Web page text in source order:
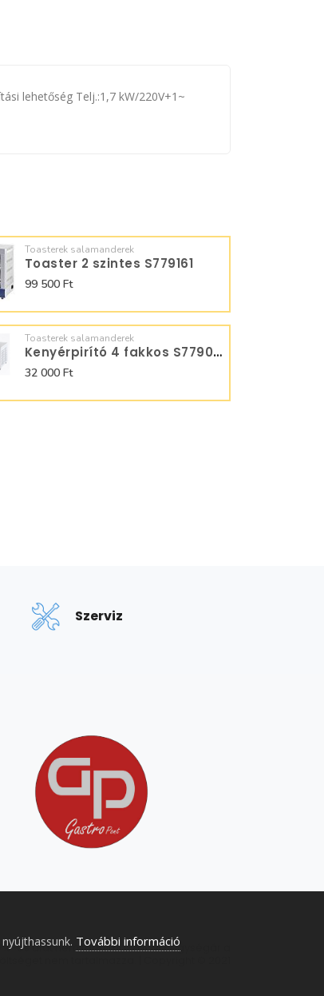
További információ
lehetőség Telj.:1,7 kW/220V+1~
Toasterek salamanderek
Toaster 2 szintes S779161
99 500 Ft
Toasterek salamanderek
Kenyérpirító 4 fakkos S779040
32 000 Ft
Szerviz
os áfát nem tartalmazzák. Az egységár a